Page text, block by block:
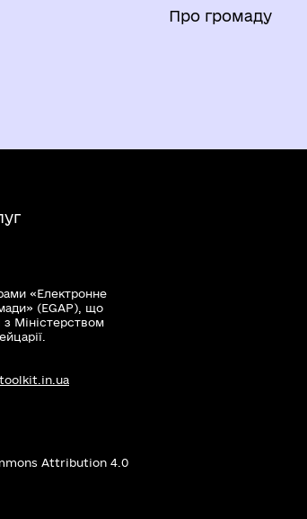
Про громаду
«Електронне
(EGAP), що
з Міністерством
Attribution 4.0